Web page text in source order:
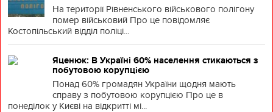
На території Рівненського військового полігону
помер військовий Про це повідомляє
Костопільський відділ поліці...
Яценюк: В Україні 60% населення стикаються з
побутовою корупцією
Понад 60% громадян України щодня мають
справу з побутовою корупцією Про це в
понеділок у Києві на відкритті мі...